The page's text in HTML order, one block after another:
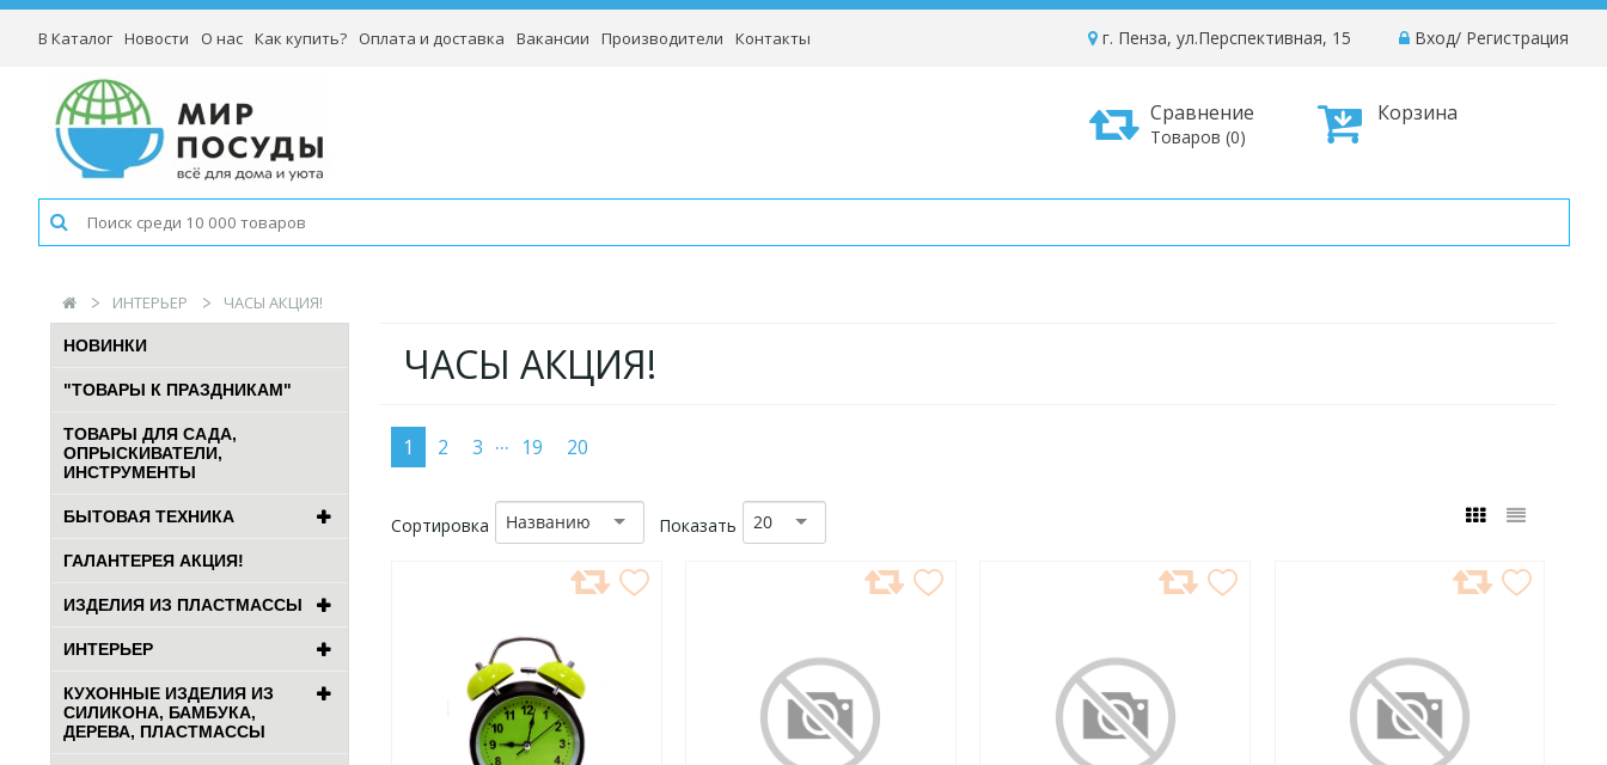
В Каталог Новости О нас Как купить? Оплата и доставка Вакансии Производители Контакты Вход/ Регистрация
г. Пенза, ул.Перспективная, 15
Корзина
Сравнение
Товаров (0)
ИНТЕРЬЕР ЧАСЫ АКЦИЯ!
НОВИНКИ
"ТОВАРЫ К ПРАЗДНИКАМ"
ТОВАРЫ ДЛЯ САДА,
ОПРЫСКИВАТЕЛИ,
ИНСТРУМЕНТЫ
БЫТОВАЯ ТЕХНИКА
ГАЛАНТЕРЕЯ АКЦИЯ!
ИЗДЕЛИЯ ИЗ ПЛАСТМАССЫ
ИНТЕРЬЕР
КУХОННЫЕ ИЗДЕЛИЯ ИЗ
СИЛИКОНА, БАМБУКА,
ДЕРЕВА, ПЛАСТМАССЫ
ЧАСЫ АКЦИЯ!
1 2 3 ... 19 20
Сортировка Названию Показать 20
ИЗБРАННОЕ